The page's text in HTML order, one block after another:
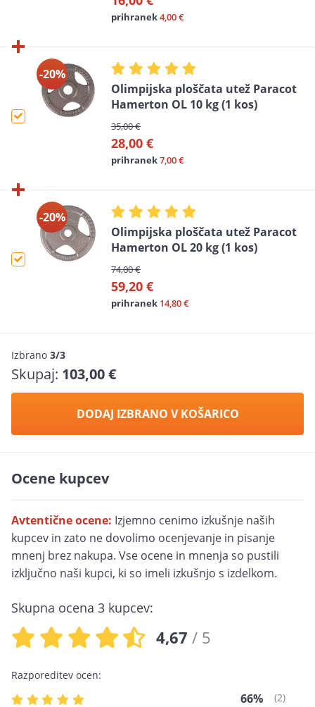
prihranek4,00 €
-20%
Olimpijska ploščata utež Paracot
Hamerton OL 10 kg (1 kos)
35,00 €
28,00 €
prihranek7,00 €
-20%
Olimpijska ploščata utež Paracot
Hamerton OL 20 kg (1 kos)
74,00 €
59,20 €
prihranek 14,80 €
Izbrano 3/3
Skupaj: 103,00 €
DODAJ IZBRANO V KOŠARICO
Ocene kupcev
Avtentične ocene: Izjemno cenimo izkušnje naših
kupcev in zato ne dovolimo ocenjevanje in pisanje
mnenj brez nakupa. Vse ocene in mnenja so pustili
izključno naši kupci, ki so imeli izkušnjo s izdelkom.
Skupna ocena 3 kupcev:
4,67/ 5
Razporeditev ocen:
66% (2)